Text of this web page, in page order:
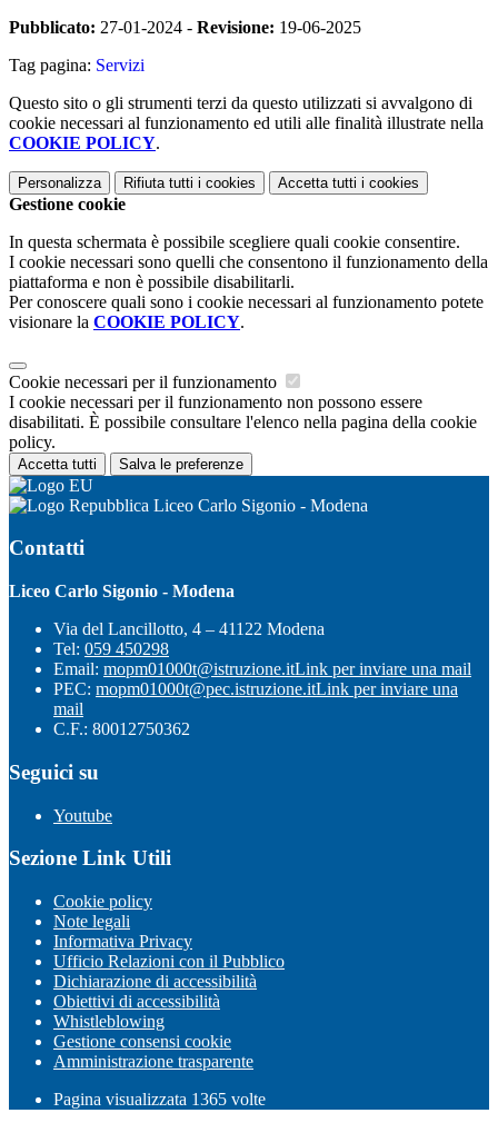
Pubblicato: 27-01-2024 - Revisione: 19-06-2025
Tag pagina: Servizi
Questo sito o gli strumenti terzi da questo utilizzati si avvalgono di
cookie necessari al funzionamento ed utili alle finalità illustrate nella
COOKIE POLICY.
Personalizza Rifiuta tutti i cookies Accetta tutti i cookies
Gestione cookie
In questa schermata è possibile scegliere quali cookie consentire.
I cookie necessari sono quelli che consentono il funzionamento della
piattaforma e non è possibile disabilitarli.
Per conoscere quali sono i cookie necessari al funzionamento potete
visionare la COOKIE POLICY.
Cookie necessari per il funzionamento
I cookie necessari per il funzionamento non possono essere
disabilitati. È possibile consultare l'elenco nella pagina della cookie
policy.
Accetta tutti Salva le preferenze
Liceo Carlo Sigonio - Modena
Contatti
Liceo Carlo Sigonio - Modena
Via del Lancillotto, 4 – 41122 Modena
Tel: 059 450298
Email: mopm01000t@istruzione.itLink per inviare una mail
PEC: mopm01000t@pec.istruzione.itLink per inviare una
mail
C.F.: 80012750362
Seguici su
Youtube
Sezione Link Utili
Cookie policy
Note legali
Informativa Privacy
Ufficio Relazioni con il Pubblico
Dichiarazione di accessibilità
Obiettivi di accessibilità
Whistleblowing
Gestione consensi cookie
Amministrazione trasparente
Pagina visualizzata 1365 volte